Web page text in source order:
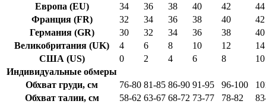
Европа (EU)
34 36 38 40 42
44
Франция (FR)
32 34 36 38 40
42
Германия (GR)
30 32 34 36 38
40
Великобритания (UK)
4 6 8 10 12
14
США (US)
0 2 4 6 8
10
Индивидуальные обмеры
Обхват груди, см
76-80 81-85 86-90 91-95 96-100
Обхват талии, см
58-62 63-67 68-72 73-77 78-82